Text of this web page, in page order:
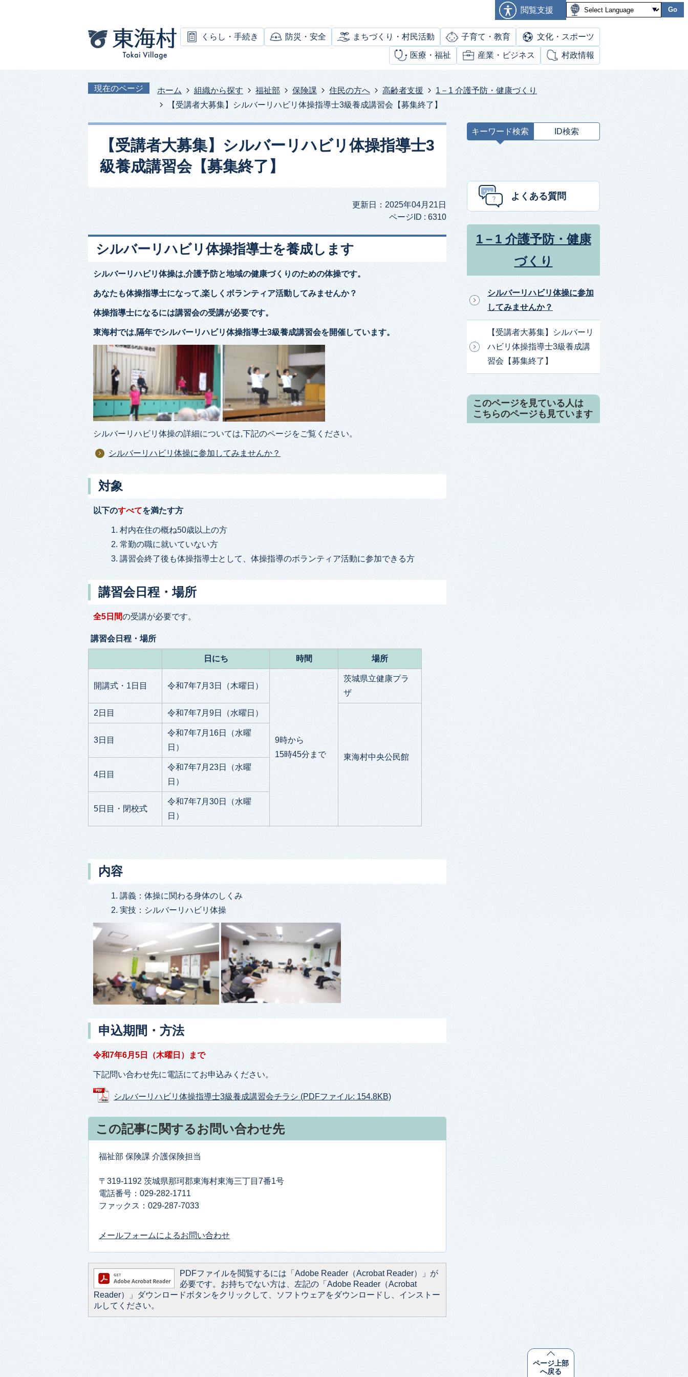
閲覧支援 Go
くらし・手続き 防災・安全 まちづくり・村民活動 子育て・教育 文化・スポーツ
医療・福祉 産業・ビジネス 村政情報
現在のページ ホーム 組織から探す 福祉部 保険課 住民の方へ 高齢者支援
1－1 介護予防・健康づくり
【受講者大募集】シルバーリハビリ体操指導士3級養成講習会【募集終了】
【受講者大募集】シルバーリハビリ体操指導士3
級養成講習会【募集終了】
更新日：2025年04月21日
ページID : 6310
シルバーリハビリ体操指導士を養成します
シルバーリハビリ体操は,介護予防と地域の健康づくりのための体操です。
あなたも体操指導士になって,楽しくボランティア活動してみませんか？
体操指導士になるには講習会の受講が必要です。
東海村では,隔年でシルバーリハビリ体操指導士3級養成講習会を開催しています。
シルバーリハビリ体操の詳細については,下記のページをご覧ください。
シルバーリハビリ体操に参加してみませんか？
対象
以下のすべてを満たす方
村内在住の概ね50歳以上の方
常勤の職に就いていない方
講習会終了後も体操指導士として、体操指導のボランティア活動に参加できる方
講習会日程・場所
全5日間の受講が必要です。
講習会日程・場所
日にち 時間 場所
開講式・1日目 令和7年7月3日（木曜日）
9時から
15時45分まで
茨城県立健康プラ
ザ
2日目 令和7年7月9日（水曜日）
東海村中央公民館
3日目
令和7年7月16日（水曜
日）
4日目
令和7年7月23日（水曜
日）
5日目・閉校式
令和7年7月30日（水曜
日）
内容
講義：体操に関わる身体のしくみ
実技：シルバーリハビリ体操
申込期間・方法
令和7年6月5日（木曜日）まで
下記問い合わせ先に電話にてお申込みください。
シルバーリハビリ体操指導士3級養成講習会チラシ (PDFファイル: 154.8KB)
この記事に関するお問い合わせ先
福祉部 保険課 介護保険担当
〒319-1192 茨城県那珂郡東海村東海三丁目7番1号
電話番号：029-282-1711
ファックス：029-287-7033​​​​​​​
メールフォームによるお問い合わせ
PDFファイルを閲覧するには「Adobe Reader（Acrobat Reader）」が
必要です。お持ちでない方は、左記の「Adobe Reader（Acrobat
Reader）」ダウンロードボタンをクリックして、ソフトウェアをダウンロードし、インストー
ルしてください。
キーワード検索 ID検索
ー
よくある質問
1－1 介護予防・健康
づくり
シルバーリハビリ体操に参加
してみませんか？
【受講者大募集】シルバーリ
ハビリ体操指導士3級養成講
習会【募集終了】
このページを見ている人は
こちらのページも見ています
ページ上部
へ戻る